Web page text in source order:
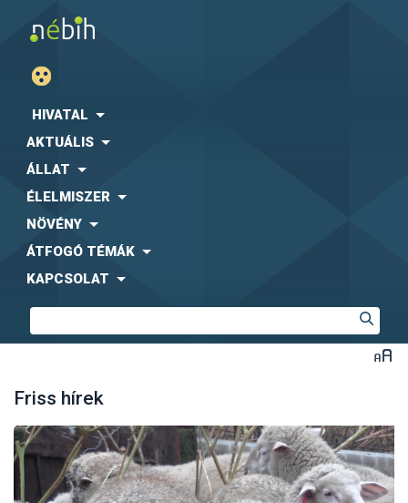
HIVATAL
AKTUÁLIS
ÁLLAT
ÉLELMISZER
NÖVÉNY
ÁTFOGÓ TÉMÁK
KAPCSOLAT
Friss hírek